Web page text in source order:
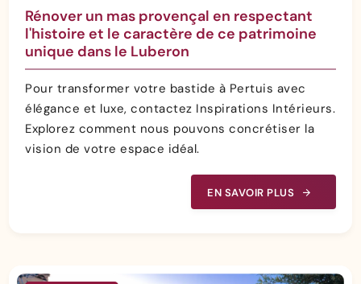
Rénover un mas provençal en respectant
l'histoire et le caractère de ce patrimoine
unique dans le Luberon
Pour transformer votre bastide à Pertuis avec
élégance et luxe, contactez Inspirations Intérieurs.
Explorez comment nous pouvons concrétiser la
vision de votre espace idéal.
EN SAVOIR PLUS